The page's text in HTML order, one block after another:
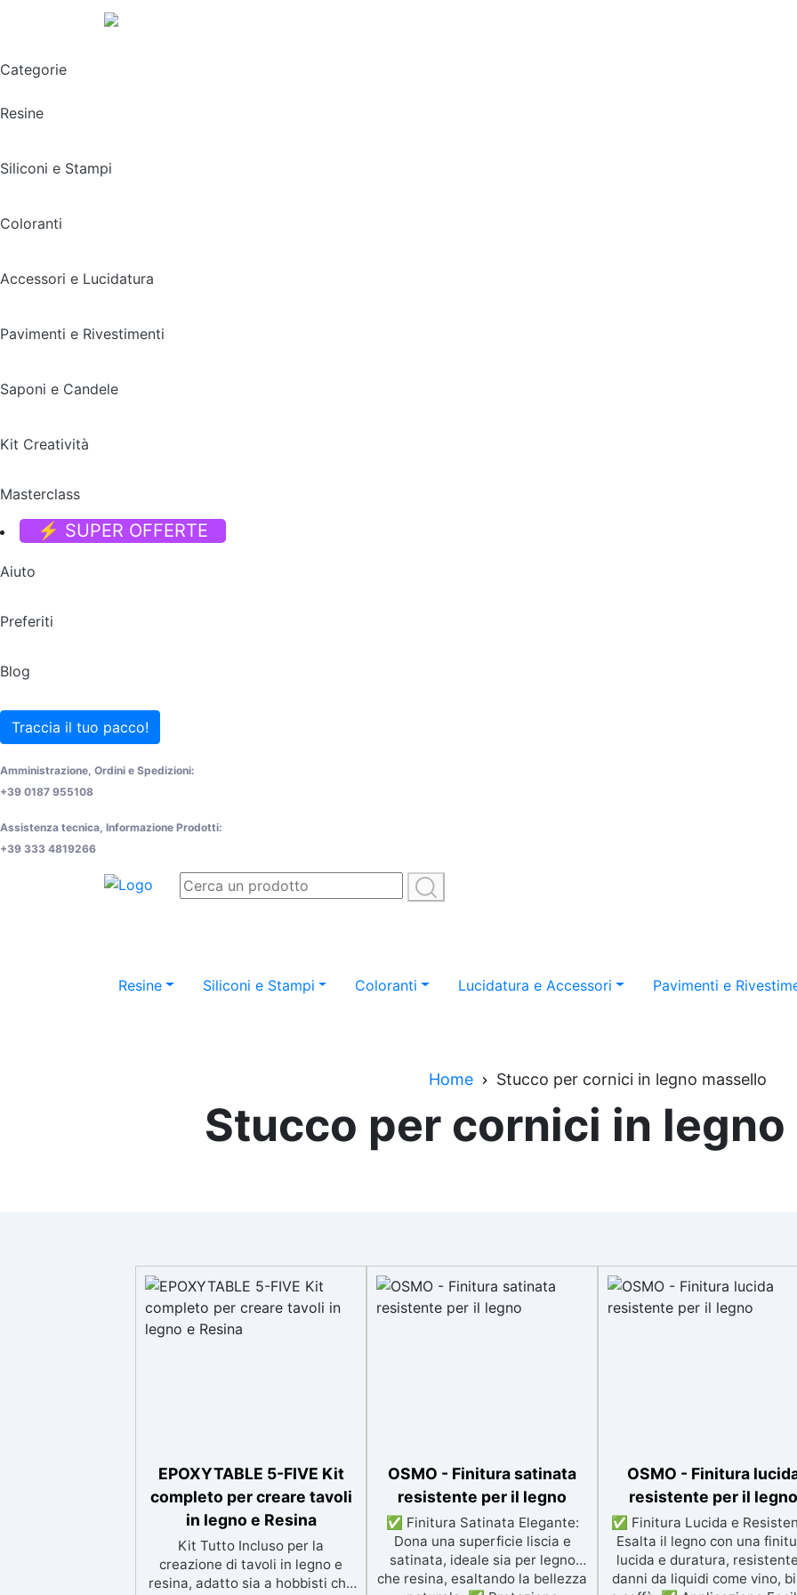
Categorie
Resine
Siliconi e Stampi
Coloranti
Accessori e Lucidatura
Pavimenti e Rivestimenti
Saponi e Candele
Kit Creatività
Masterclass
⚡ SUPER OFFERTE
Aiuto
Preferiti
Blog
Traccia il tuo pacco!
Amministrazione, Ordini e Spedizioni:
+39 0187 955108
Assistenza tecnica, Informazione Prodotti:
+39 333 4819266
Resine Siliconi e Stampi Coloranti Lucidatura e Accessori Pavimenti e
Home Stucco per cornici in legno massello
Stucco per cornici in
EPOXYTABLE 5-FIVE Kit
completo per creare tavoli
in legno e Resina
Kit Tutto Incluso per la
creazione di tavoli in legno e
resina, adatto sia a hobbisti che
OSMO - Finitura satinata
resistente per il legno
✅ Finitura Satinata Elegante:
Dona una superficie liscia e
satinata, ideale sia per legno
che resina, esaltando la bellezza
OSMO - Finitura
resistente per il legno
✅ Finitura Lucida e
Esalta il legno con una
lucida e duratura,
danni da liquidi come vino,